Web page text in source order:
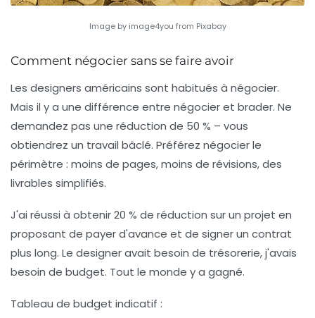
Image by image4you from Pixabay
Comment négocier sans se faire avoir
Les designers américains sont habitués à négocier.
Mais il y a une différence entre négocier et brader. Ne
demandez pas une réduction de 50 % – vous
obtiendrez un travail bâclé. Préférez négocier le
périmètre : moins de pages, moins de révisions, des
livrables simplifiés.
J'ai réussi à obtenir 20 % de réduction sur un projet en
proposant de payer d'avance et de signer un contrat
plus long. Le designer avait besoin de trésorerie, j'avais
besoin de budget. Tout le monde y a gagné.
Tableau de budget indicatif :